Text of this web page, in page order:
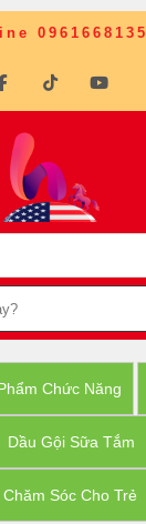
0961668135
Chức Năng
Dầu Gội Sữa Tắm
Chăm Sóc Cho Trẻ